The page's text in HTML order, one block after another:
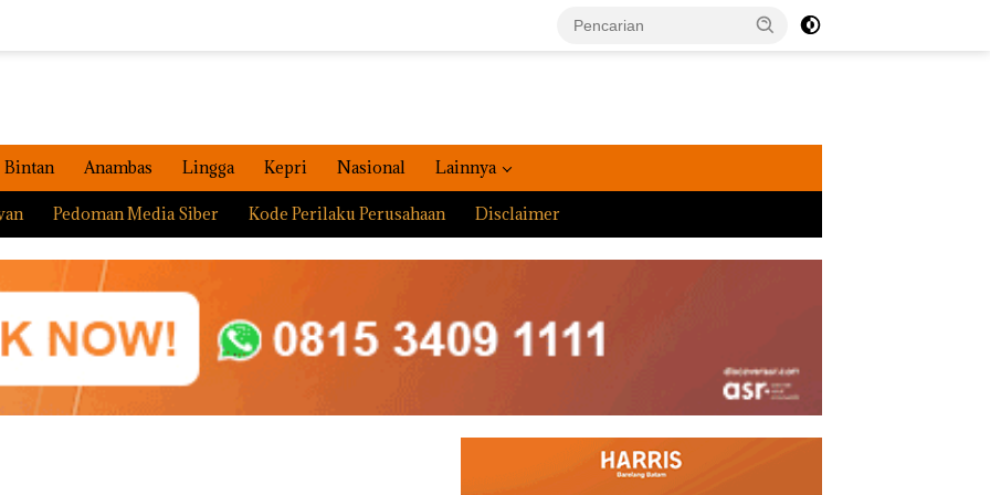
Bintan Anambas Lingga Kepri Nasional Lainnya
Pedoman Media Siber Kode Perilaku Perusahaan Disclaimer